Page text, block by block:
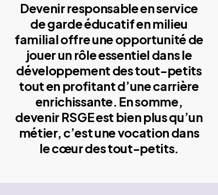
Devenir responsable en service
de garde éducatif en milieu
familial offre une opportunité de
jouer un rôle essentiel dans le
développement des tout-petits
tout en profitant d’une carrière
enrichissante. En somme,
devenir RSGE est bien plus qu’un
métier, c’est une vocation dans
le cœur des tout-petits.